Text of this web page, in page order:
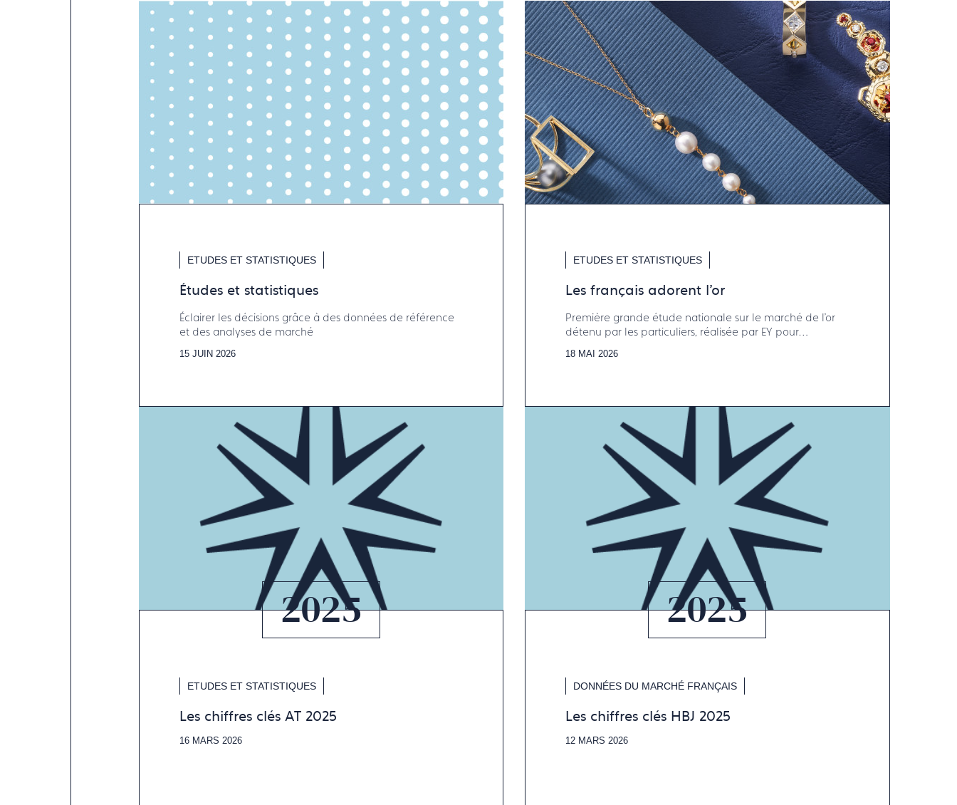
ETUDES ET STATISTIQUES
Études et statistiques
Éclairer les décisions grâce à des données de référence
et des analyses de marché
15 JUIN 2026
ETUDES ET STATISTIQUES
Les français adorent l'or
Première grande étude nationale sur le marché de l'or
détenu par les particuliers, réalisée par EY pour
18 MAI 2026
2025
ETUDES ET STATISTIQUES
Les chiffres clés AT 2025
16 MARS 2026
2025
DONNÉES DU MARCHÉ FRANÇAIS
Les chiffres clés HBJ 2025
12 MARS 2026